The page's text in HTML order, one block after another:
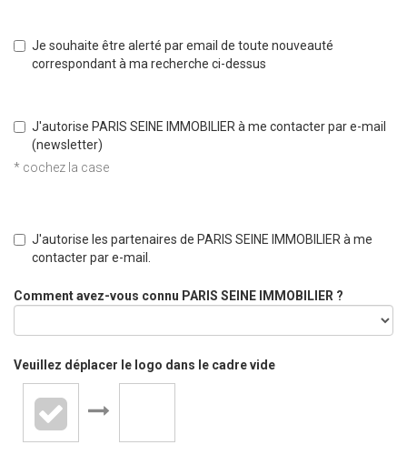
Je souhaite être alerté par email de toute nouveauté
correspondant à ma recherche ci-dessus
J'autorise PARIS SEINE IMMOBILIER à me contacter par e-mail
(newsletter)
* cochez la case
J'autorise les partenaires de PARIS SEINE IMMOBILIER à me
contacter par e-mail.
Comment avez-vous connu PARIS SEINE IMMOBILIER ?
Veuillez déplacer le logo dans le cadre vide